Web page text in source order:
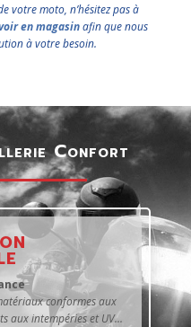
votre moto, n’hésitez pas à
en magasinafin que nous
à votre besoin.
Confort
conformes aux
aux intempéries et UV...